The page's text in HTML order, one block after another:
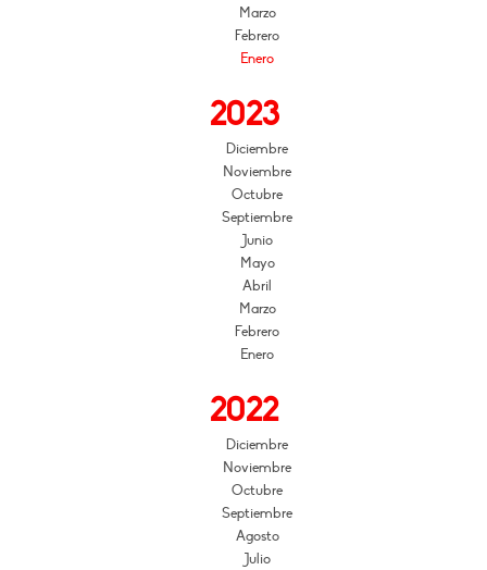
Marzo
Febrero
Enero
2023
Diciembre
Noviembre
Octubre
Septiembre
Junio
Mayo
Abril
Marzo
Febrero
Enero
2022
Diciembre
Noviembre
Octubre
Septiembre
Agosto
Julio